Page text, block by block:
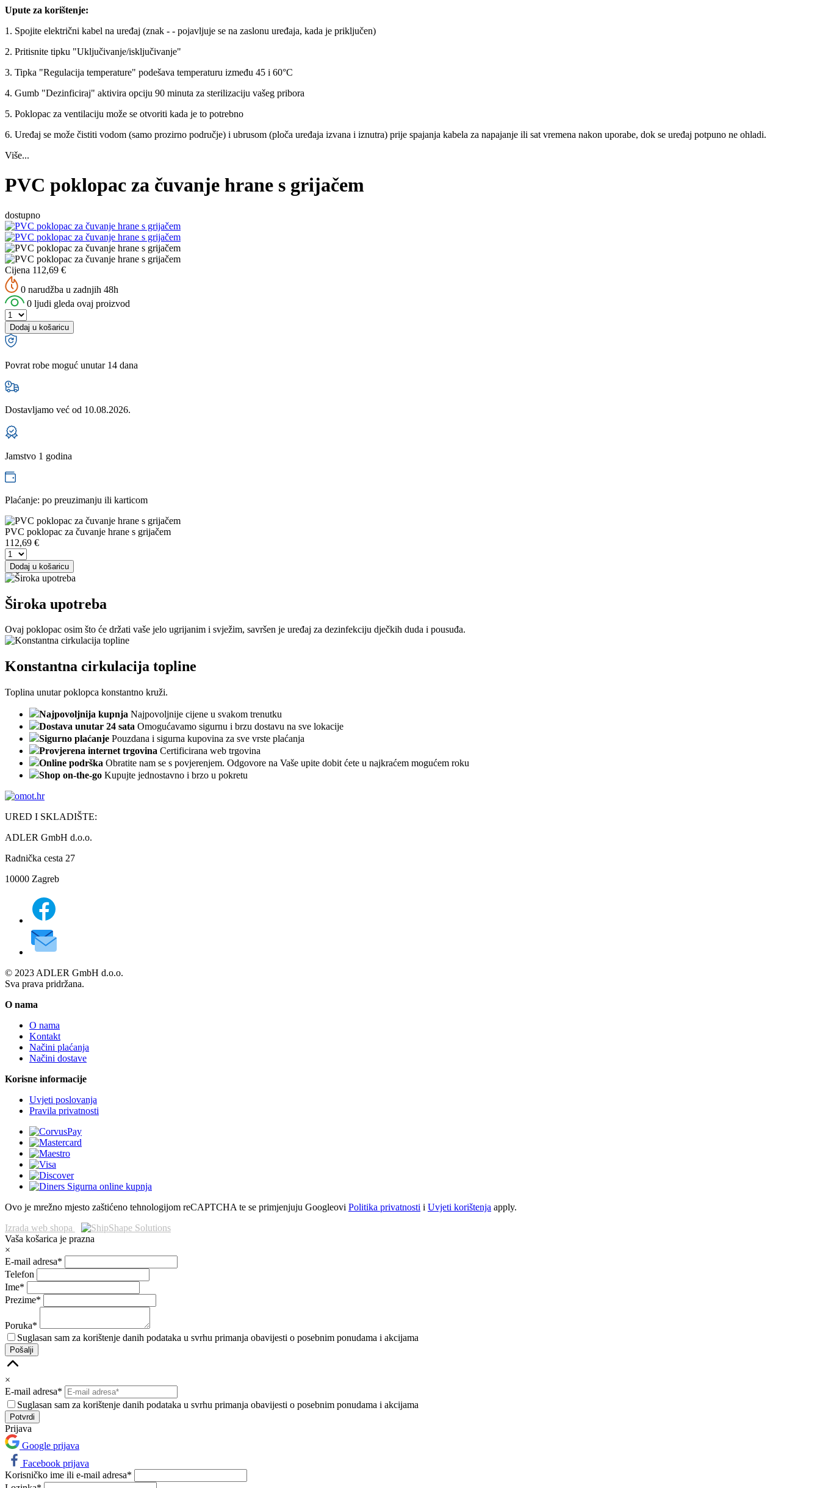
Upute za korištenje:
1. Spojite električni kabel na uređaj (znak - - pojavljuje se na zaslonu uređaja, kada je priključen)
2. Pritisnite tipku "Uključivanje/isključivanje"
3. Tipka "Regulacija temperature" podešava temperaturu između 45 i 60°C
4. Gumb "Dezinficiraj" aktivira opciju 90 minuta za sterilizaciju vašeg pribora
5. Poklopac za ventilaciju može se otvoriti kada je to potrebno
6. Uređaj se može čistiti vodom (samo prozirno područje) i ubrusom (ploča uređaja izvana i iznutra) prije spajanja kabela za napajanje ili sat vremena nakon uporabe, dok se uređaj potpuno ne ohladi.
Više...
PVC poklopac za čuvanje hrane s grijačem
dostupno
Cijena 112,69 €
0 narudžba u zadnjih 48h
0 ljudi gleda ovaj proizvod
Dodaj u košaricu
Povrat robe moguć unutar 14 dana
Dostavljamo već od 10.08.2026.
Jamstvo 1 godina
Plaćanje: po preuzimanju ili karticom
PVC poklopac za čuvanje hrane s grijačem
112,69 €
Dodaj u košaricu
Široka upotreba
Ovaj poklopac osim što će držati vaše jelo ugrijanim i svježim, savršen je uređaj za dezinfekciju dječkih duda i pousuđa.
Konstantna cirkulacija topline
Toplina unutar poklopca konstantno kruži.
Najpovoljnija kupnja Najpovoljnije cijene u svakom trenutku
Dostava unutar 24 sata Omogućavamo sigurnu i brzu dostavu na sve lokacije
Sigurno plaćanje Pouzdana i sigurna kupovina za sve vrste plaćanja
Provjerena internet trgovina Certificirana web trgovina
Online podrška Obratite nam se s povjerenjem. Odgovore na Vaše upite dobit ćete u najkraćem mogućem roku
Shop on-the-go Kupujte jednostavno i brzo u pokretu
URED I SKLADIŠTE:
ADLER GmbH d.o.o.
Radnička cesta 27
10000 Zagreb
© 2023 ADLER GmbH d.o.o.
Sva prava pridržana.
O nama
O nama
Kontakt
Načini plaćanja
Načini dostave
Korisne informacije
Uvjeti poslovanja
Pravila privatnosti
Ovo je mrežno mjesto zaštićeno tehnologijom reCAPTCHA te se primjenjuju Googleovi Politika privatnosti i Uvjeti korištenja apply.
Izrada web shopa
Vaša košarica je prazna
×
E-mail adresa*
Telefon
Ime*
Prezime*
Poruka*
Suglasan sam za korištenje danih podataka u svrhu primanja obavijesti o posebnim ponudama i akcijama
Pošalji
×
E-mail adresa*
Suglasan sam za korištenje danih podataka u svrhu primanja obavijesti o posebnim ponudama i akcijama
Prijava
Google prijava
Facebook prijava
Korisničko ime ili e-mail adresa*